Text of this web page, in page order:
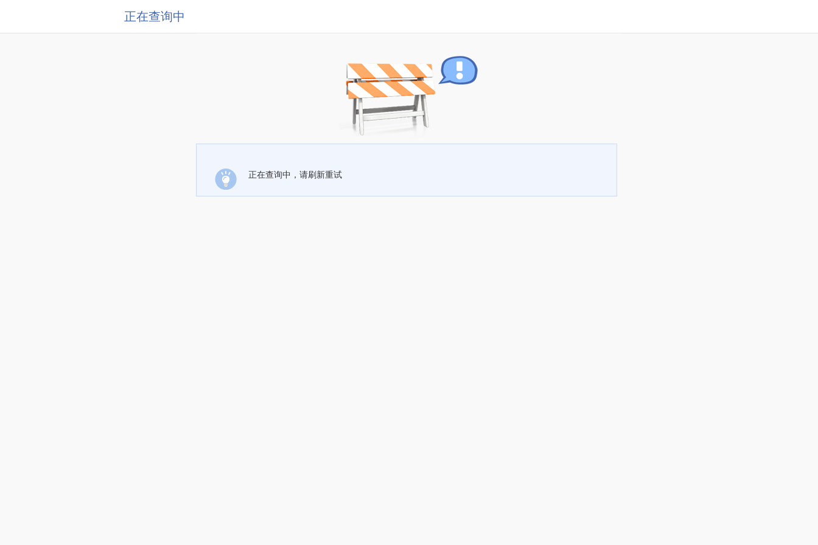
正在查询中
正在查询中，请刷新重试